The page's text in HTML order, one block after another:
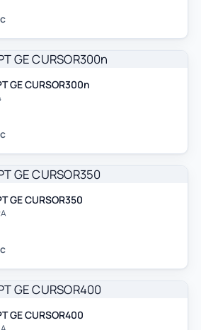
GE CURSOR300n
GE CURSOR350
GE CURSOR400